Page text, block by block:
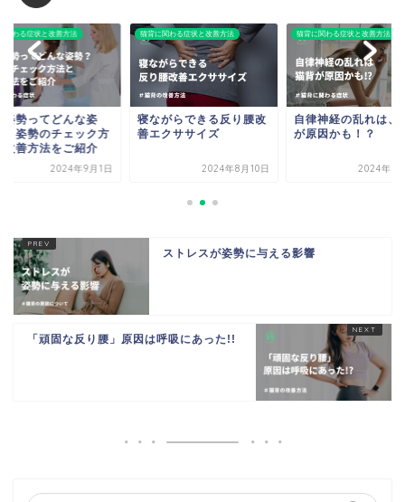
関わる症状と改善方法
姿勢ってどんな姿
｜姿勢のチェック方
改善方法をご紹介
2024年9月1日
猫背に関わる症状と改善方法
寝ながらできる反り腰改
善エクササイズ
2024年8月10日
猫背に関わる症状と改善方法
自律神経の乱れは、
が原因かも！？
2024年6
ストレスが姿勢に与える影響
「頑固な反り腰」原因は呼吸にあった!!